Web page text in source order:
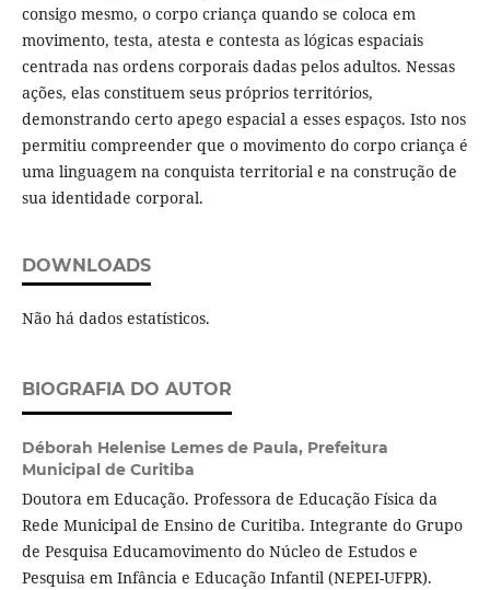
consigo mesmo, o corpo criança quando se coloca em
movimento, testa, atesta e contesta as lógicas espaciais
centrada nas ordens corporais dadas pelos adultos. Nessas
ações, elas constituem seus próprios territórios,
demonstrando certo apego espacial a esses espaços. Isto nos
permitiu compreender que o movimento do corpo criança é
uma linguagem na conquista territorial e na construção de
sua identidade corporal.
DOWNLOADS
Não há dados estatísticos.
BIOGRAFIA DO AUTOR
Déborah Helenise Lemes de Paula, Prefeitura
Municipal de Curitiba
Doutora em Educação. Professora de Educação Física da
Rede Municipal de Ensino de Curitiba. Integrante do Grupo
de Pesquisa Educamovimento do Núcleo de Estudos e
Pesquisa em Infância e Educação Infantil (NEPEI-UFPR).